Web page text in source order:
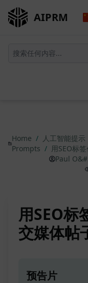
AIPRM
Home / 人工智能提示
Prompts / 用SEO标
Paul
用SEO
交媒体帖
预告片